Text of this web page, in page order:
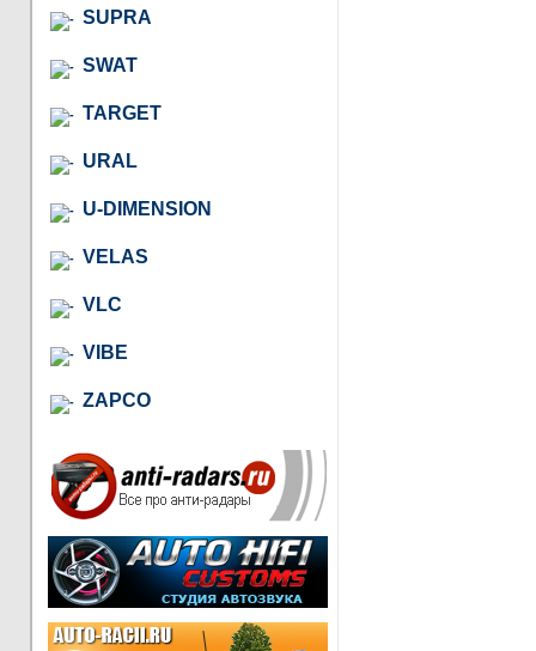
SUPRA
SWAT
TARGET
URAL
U-DIMENSION
VELAS
VLC
VIBE
ZAPCO